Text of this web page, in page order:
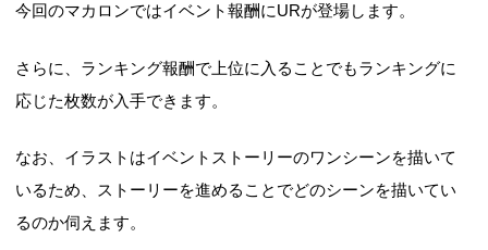
今回のマカロンではイベント報酬にURが登場します。
さらに、ランキング報酬で上位に入ることでもランキングに
応じた枚数が入手できます。
なお、イラストはイベントストーリーのワンシーンを描いて
いるため、ストーリーを進めることでどのシーンを描いてい
るのか伺えます。